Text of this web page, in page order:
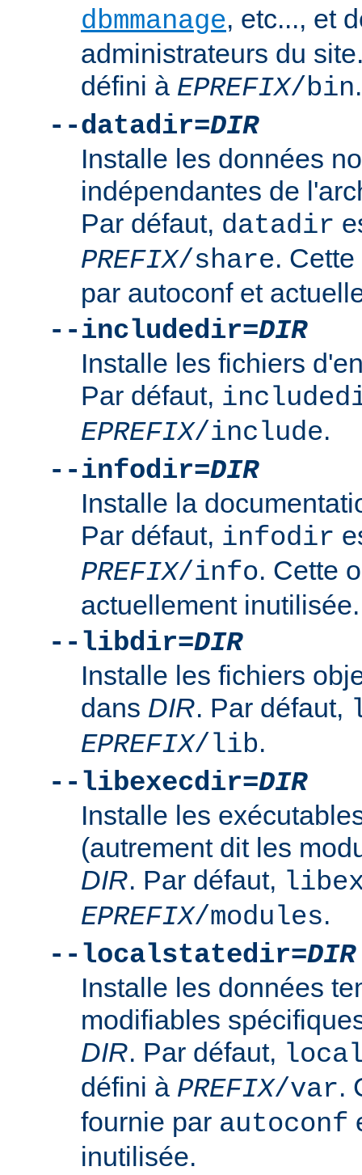
dbmmanage, etc..., et
administrateurs du
défini à EPREFIX/bin.
--datadir=DIR
Installe les données
indépendantes de
Par défaut, datadir
PREFIX/share.
par autoconf et
--includedir=DIR
Installe les fichiers
Par défaut,
EPREFIX/include.
--infodir=DIR
Installe la
Par défaut, infodir
PREFIX/info. Cette
actuellement inutilisée.
--libdir=DIR
Installe les fichiers
dans DIR. Par défaut,
EPREFIX/lib.
--libexecdir=DIR
Installe les
(autrement dit les
DIR. Par défaut,
EPREFIX/modules.
--localstatedir=DIR
Installe les données
modifiables
DIR. Par défaut,
défini à PREFIX/var.
fournie par autoconf
inutilisée.